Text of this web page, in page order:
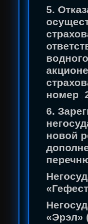
5.
номер
6.
новой
«Эрэл»